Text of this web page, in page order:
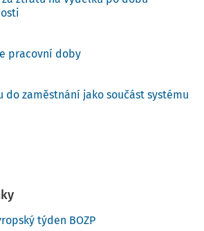
pracovní doby
zaměstnání jako součást systému
týden BOZP